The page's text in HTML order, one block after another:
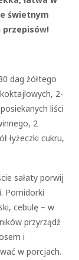
świetnym
przepisów!
dag żółtego
2-
liści
2
łyżeczki cukru,
sałaty porwij
Pomidorki
cebulę – w
przyrządź
i
w porcjach.